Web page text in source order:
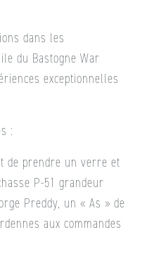
dans les
du Bastogne War
exceptionnelles
:
de prendre un verre et
P-51 grandeur
Preddy, un « As » de
aux commandes